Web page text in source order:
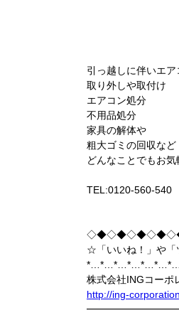
引っ越しに伴いエア
取り外しや取付け
エアコン処分
不用品処分
家具の解体や
粗大ゴミの回収など
どんなことでもお
TEL:0120-560-540
☆「いいね！」や「
株式会社INGコーポ
http://ing-